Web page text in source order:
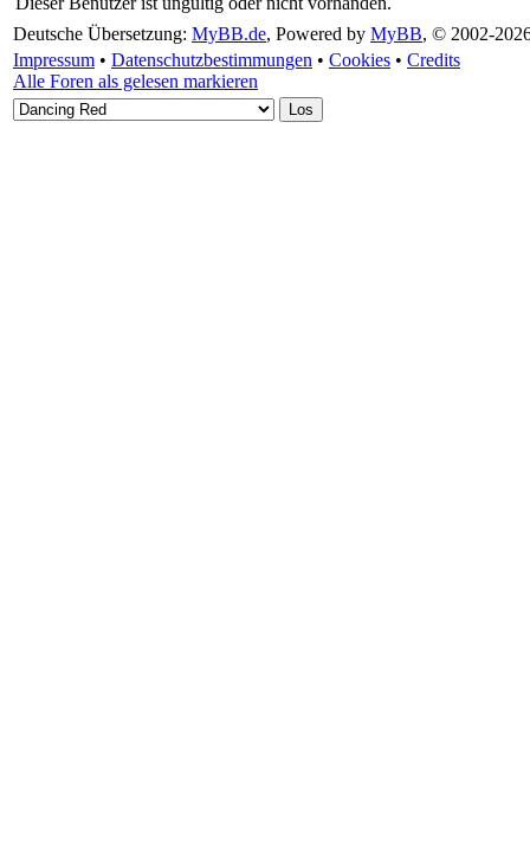
Deutsche Übersetzung: MyBB.de, Powered by MyBB, © 2002-
Impressum • Datenschutzbestimmungen • Cookies • Credits
Alle Foren als gelesen markieren